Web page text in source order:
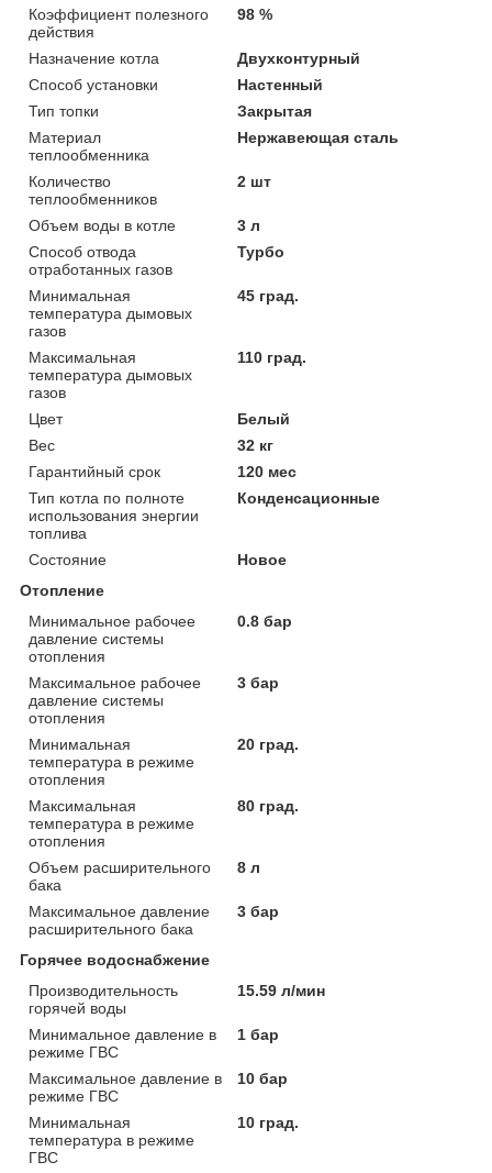
Коэффициент полезного
действия
98 %
Назначение котла
Двухконтурный
Способ установки
Настенный
Тип топки
Закрытая
Материал
теплообменника
Нержавеющая сталь
Количество
теплообменников
2 шт
Объем воды в котле
3 л
Способ отвода
отработанных газов
Турбо
Минимальная
температура дымовых
газов
45 град.
Максимальная
температура дымовых
газов
110 град.
Цвет
Белый
Вес
32 кг
Гарантийный срок
120 мес
Тип котла по полноте
использования энергии
топлива
Конденсационные
Состояние
Новое
Отопление
Минимальное рабочее
давление системы
отопления
0.8 бар
Максимальное рабочее
давление системы
отопления
3 бар
Минимальная
температура в режиме
отопления
20 град.
Максимальная
температура в режиме
отопления
80 град.
Объем расширительного
бака
8 л
Максимальное давление
расширительного бака
3 бар
Горячее водоснабжение
Производительность
горячей воды
15.59 л/мин
Минимальное давление в
режиме ГВС
1 бар
Максимальное давление в
режиме ГВС
10 бар
Минимальная
температура в режиме
ГВС
10 град.